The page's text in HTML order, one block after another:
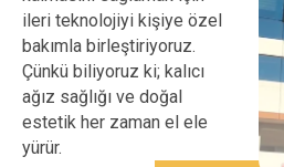
ileri teknolojiyi kişiye özel
bakımla birleştiriyoruz.
Çünkü biliyoruz ki; kalıcı
ağız sağlığı ve doğal
estetik her zaman el ele
yürür.